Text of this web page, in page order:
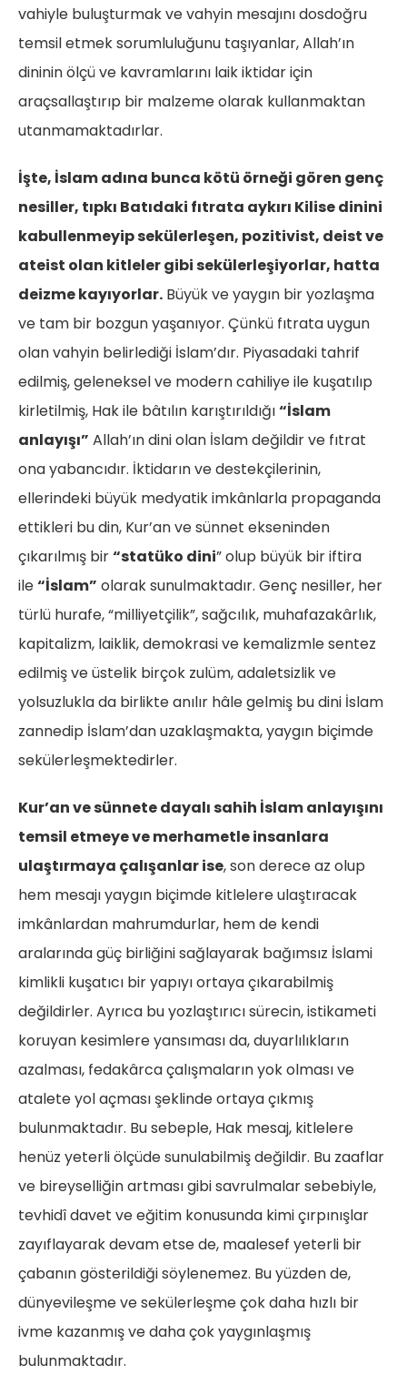
vahiyle buluşturmak ve vahyin mesajını dosdoğru
temsil etmek sorumluluğunu taşıyanlar, Allah’ın
dininin ölçü ve kavramlarını laik iktidar için
araçsallaştırıp bir malzeme olarak kullanmaktan
utanmamaktadırlar.
İşte, İslam adına bunca kötü örneği gören genç
nesiller, tıpkı Batıdaki fıtrata aykırı Kilise dinini
kabullenmeyip sekülerleşen, pozitivist, deist ve
ateist olan kitleler gibi sekülerleşiyorlar, hatta
deizme kayıyorlar. Büyük ve yaygın bir yozlaşma
ve tam bir bozgun yaşanıyor. Çünkü fıtrata uygun
olan vahyin belirlediği İslam’dır. Piyasadaki tahrif
edilmiş, geleneksel ve modern cahiliye ile kuşatılıp
kirletilmiş, Hak ile bâtılın karıştırıldığı“İslam
anlayışı” Allah’ın dini olan İslam değildir ve fıtrat
ona yabancıdır. İktidarın ve destekçilerinin,
ellerindeki büyük medyatik imkânlarla propaganda
ettikleri bu din, Kur’an ve sünnet ekseninden
çıkarılmış bir“statüko dini” olup büyük bir iftira
ile“İslam” olarak sunulmaktadır. Genç nesiller, her
türlü hurafe, “milliyetçilik”, sağcılık, muhafazakârlık,
kapitalizm, laiklik, demokrasi ve kemalizmle sentez
edilmiş ve üstelik birçok zulüm, adaletsizlik ve
yolsuzlukla da birlikte anılır hâle gelmiş bu dini İslam
zannedip İslam’dan uzaklaşmakta, yaygın biçimde
sekülerleşmektedirler.
Kur’an ve sünnete dayalı sahih İslam anlayışını
temsil etmeye ve merhametle insanlara
ulaştırmaya çalışanlar ise, son derece az olup
hem mesajı yaygın biçimde kitlelere ulaştıracak
imkânlardan mahrumdurlar, hem de kendi
aralarında güç birliğini sağlayarak bağımsız İslami
kimlikli kuşatıcı bir yapıyı ortaya çıkarabilmiş
değildirler. Ayrıca bu yozlaştırıcı sürecin, istikameti
koruyan kesimlere yansıması da, duyarlılıkların
azalması, fedakârca çalışmaların yok olması ve
atalete yol açması şeklinde ortaya çıkmış
bulunmaktadır. Bu sebeple, Hak mesaj, kitlelere
henüz yeterli ölçüde sunulabilmiş değildir. Bu zaaflar
ve bireyselliğin artması gibi savrulmalar sebebiyle,
tevhidî davet ve eğitim konusunda kimi çırpınışlar
zayıflayarak devam etse de, maalesef yeterli bir
çabanın gösterildiği söylenemez. Bu yüzden de,
dünyevileşme ve sekülerleşme çok daha hızlı bir
ivme kazanmış ve daha çok yaygınlaşmış
bulunmaktadır.